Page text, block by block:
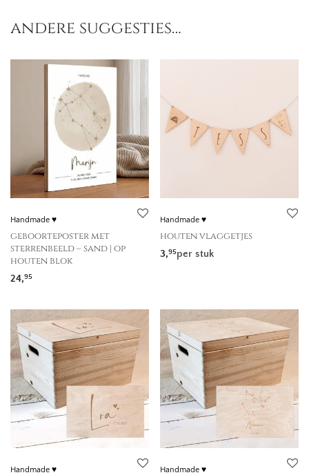
andere suggesties…
Handmade ♥
geboorteposter met
sterrenbeeld – sand | op
houten blok
24,95
Handmade ♥
houten vlaggetjes
3,95per stuk
Handmade ♥ Handmade ♥